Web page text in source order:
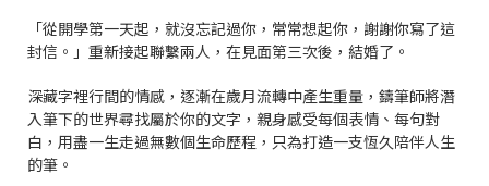
「從開學第一天起，就沒忘記過你，常常想起你，謝謝你寫了這
封信。」重新接起聯繫兩人，在見面第三次後，結婚了。
深藏字裡行間的情感，逐漸在歲月流轉中產生重量，鑄筆師將潛
入筆下的世界尋找屬於你的文字，親身感受每個表情、每句對
白，用盡一生走過無數個生命歷程，只為打造一支恆久陪伴人生
的筆。